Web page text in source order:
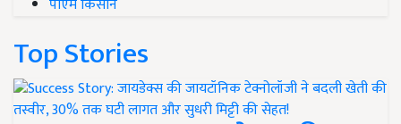
पीएम किसान
Top Stories